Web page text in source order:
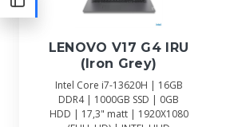
LENOVO V17 G4 IRU
(Iron Grey)
Intel Core i7-13620H | 16GB
DDR4 | 1000GB SSD | 0GB
HDD | 17,3" matt | 1920X1080